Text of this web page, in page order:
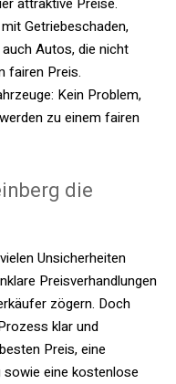
Getriebeschaden,
Autos, die nicht
fairen Preis.
Kein Problem,
zu einem fairen
die
Unsicherheiten
Preisverhandlungen
zögern. Doch
klar und
Preis, eine
eine kostenlose